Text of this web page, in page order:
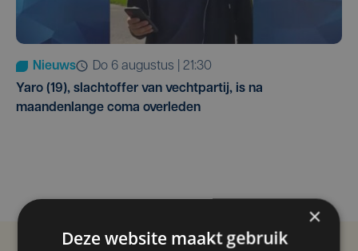
Nieuws
do 6 augustus | 21:30
Yaro (19), slachtoffer van vechtpartij, is na
maandenlange coma overleden
×
Deze website maakt gebruik